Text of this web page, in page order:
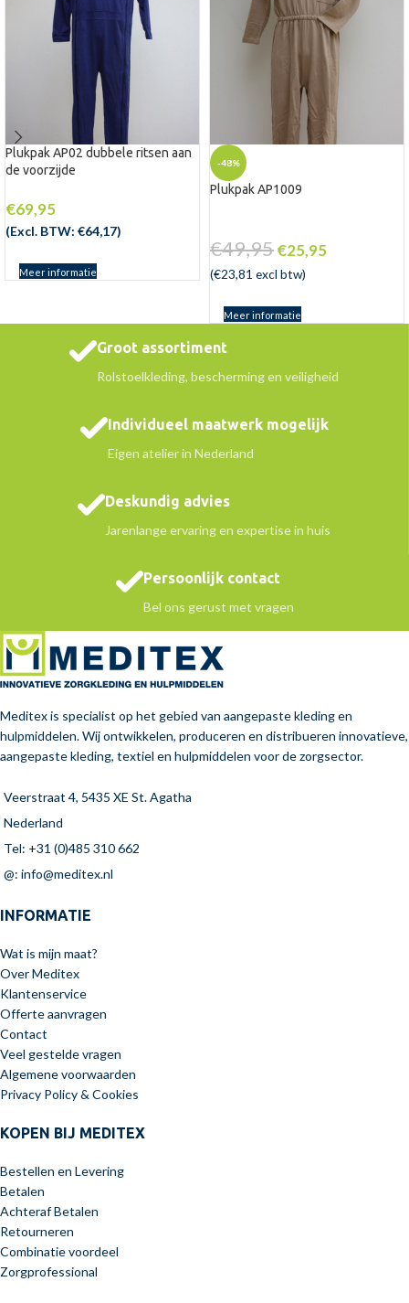
Plukpak AP02 dubbele ritsen aan
de voorzijde
€69,95
(Excl. BTW: €64,17)
Meer informatie
-48%
Plukpak AP1009
€49,95€25,95
(€23,81 excl btw)
Meer informatie
Groot assortiment
Rolstoelkleding, bescherming en veiligheid
Individueel maatwerk mogelijk
Eigen atelier in Nederland
Deskundig advies
Jarenlange ervaring en expertise in huis
Persoonlijk contact
Bel ons gerust met vragen
Meditex is specialist op het gebied van aangepaste kleding en
hulpmiddelen. Wij ontwikkelen, produceren en distribueren innovatieve,
aangepaste kleding, textiel en hulpmiddelen voor de zorgsector.
Veerstraat 4, 5435 XE St. Agatha
Nederland
Tel: +31 (0)485 310 662
@: info@meditex.nl
INFORMATIE
Wat is mijn maat?
Over Meditex
Klantenservice
Offerte aanvragen
Contact
Veel gestelde vragen
Algemene voorwaarden
Privacy Policy & Cookies
KOPEN BIJ MEDITEX
Bestellen en Levering
Betalen
Achteraf Betalen
Retourneren
Combinatie voordeel
Zorgprofessional